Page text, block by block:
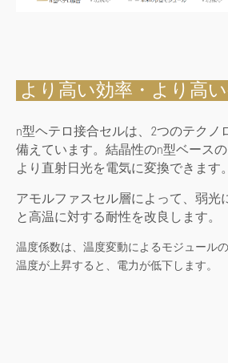
より高い効率・より高
n型ヘテロ接合セルは、2つのテクノ
備えています。結晶性のn型ベースの
より直射日光を電気に変換できます。
アモルファスセル層によって、弱光
と高温に対する耐性を改良します。
温度係数は、温度変動によるモジュール
温度が上昇すると、電力が低下します。